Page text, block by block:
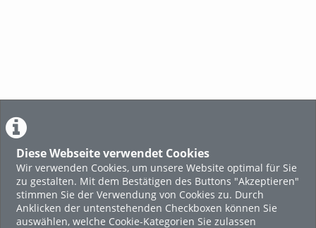
Diese Webseite verwendet Cookies
Wir verwenden Cookies, um unsere Website optimal für Sie
zu gestalten. Mit dem Bestätigen des Buttons "Akzeptieren"
stimmen Sie der Verwendung von Cookies zu. Durch
Anklicken der untenstehenden Checkboxen können Sie
auswählen, welche Cookie-Kategorien Sie zulassen